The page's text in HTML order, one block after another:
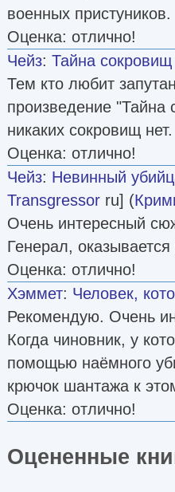
военных пристуников.
Оценка: отлично!
Чейз: Тайна
Тем кто любит
произведение "Тайна
никаких сокровищ нет.
Оценка: отлично!
Чейз: Невинный
Transgressor ru] (
Очень интересный
Генерал,
Оценка: отлично!
Хэммет: Человек,
Рекомендую. Очень
Когда чиновник, у
помощью наёмного
крючок шантажа к
Оценка: отлично!
Оцененные